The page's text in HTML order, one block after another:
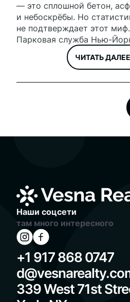
— это сплошной бетон,
и небоскрёбы. Но
не подтверждает этот миф.
Парковая служба Нью-
посчитала, изучила,
опросила и поставила на
городе. Более того, все эти
специальную карту, которая
ЧИТАТЬ ДАЛЕЕ
Наши соцсети
там много интересного
+1 917 868 0747
339 West 71st